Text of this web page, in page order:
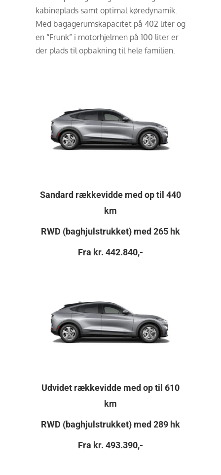
kabineplads samt optimal køredynamik.
Med bagagerumskapacitet på 402 liter og
en “Frunk” i motorhjelmen på 100 liter er
der plads til opbakning til hele familien.
Sandard rækkevidde med op til 440
km
RWD (baghjulstrukket) med 265 hk
Fra kr. 442.840,-
Udvidet rækkevidde med op til 610
km
RWD (baghjulstrukket) med 289 hk
Fra kr. 493.390,-